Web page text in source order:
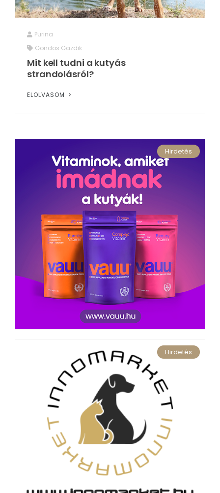
Purina
Gondos Gazdik
Mit kell tudni a kutyás
strandolásról?
ELOLVASOM
Hirdetés
Hirdetés